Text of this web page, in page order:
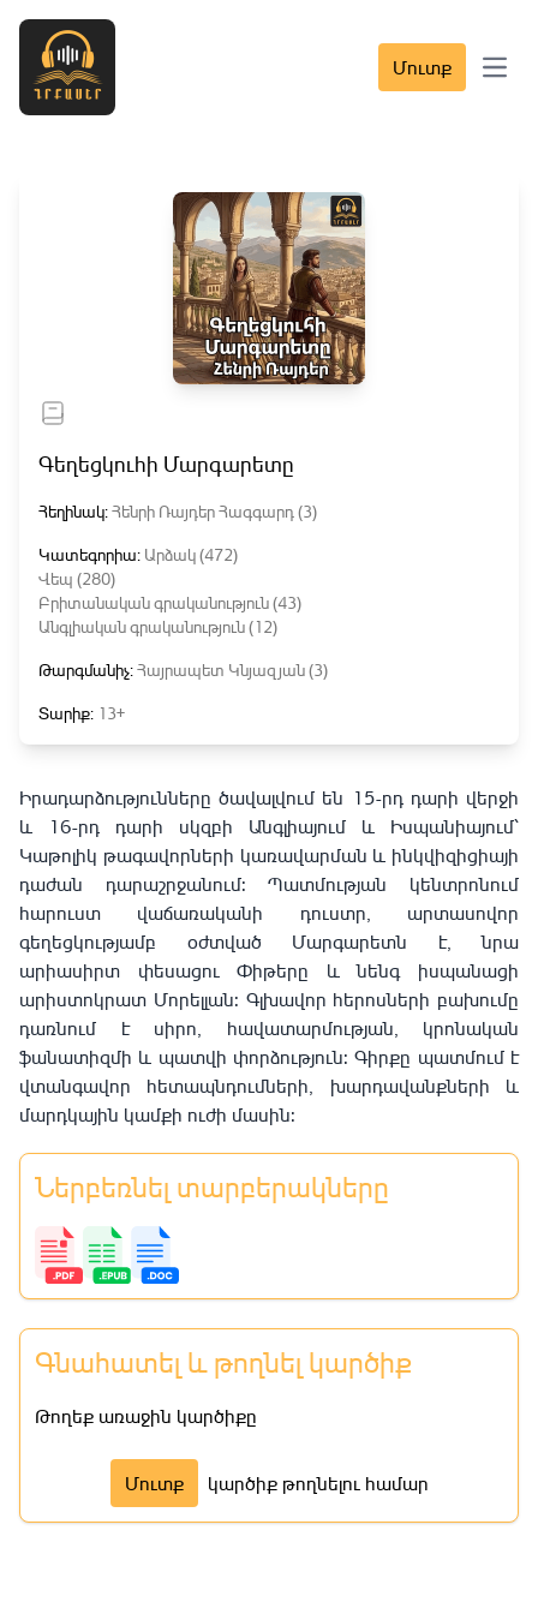
Մուտք Open
Գեղեցկուհի Մարգարետը
Հեղինակ:Հենրի Ռայդեր Հագգարդ (3)
Կատեգորիա: Արձակ (472)
Վեպ (280)
Բրիտանական գրականություն (43)
Անգլիական գրականություն (12)
Թարգմանիչ:Հայրապետ Կնյազյան (3)
Տարիք: 13+
Իրադարձությունները ծավալվում են 15-րդ դարի վերջի
և 16-րդ դարի սկզբի Անգլիայում և Իսպանիայում՝
Կաթոլիկ թագավորների կառավարման և ինկվիզիցիայի
դաժան դարաշրջանում: Պատմության կենտրոնում
հարուստ վաճառականի դուստր, արտասովոր
գեղեցկությամբ օժտված Մարգարետն է, նրա
արիասիրտ փեսացու Փիթերը և նենգ իսպանացի
արիստոկրատ Մորելլան: Գլխավոր հերոսների բախումը
դառնում է սիրո, հավատարմության, կրոնական
ֆանատիզմի և պատվի փորձություն: Գիրքը պատմում է
վտանգավոր հետապնդումների, խարդավանքների և
մարդկային կամքի ուժի մասին:
Ներբեռնել տարբերակները
Գնահատել և թողնել կարծիք
Թողեք առաջին կարծիքը
Մուտք կարծիք թողնելու համար